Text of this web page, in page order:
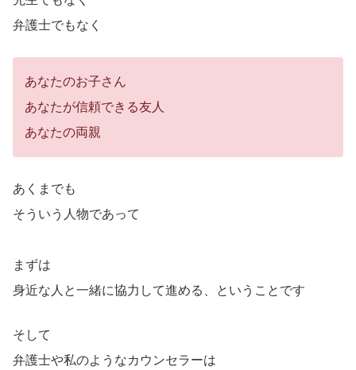
弁護士でもなく
あなたのお子さん
あなたが信頼できる友人
あなたの両親
あくまでも
そういう人物であって
まずは
身近な人と一緒に協力して進める、ということです
そして
弁護士や私のようなカウンセラーは